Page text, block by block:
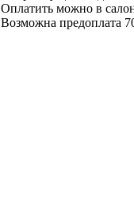
Оплатить можно в
Возможна предоплата